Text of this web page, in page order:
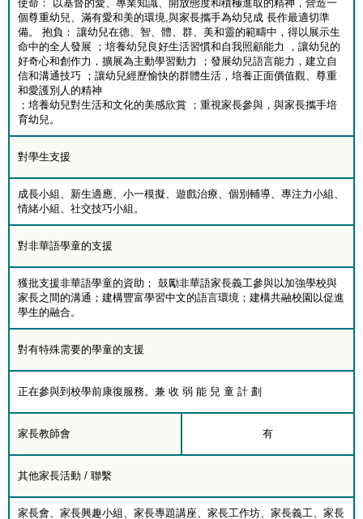
使命： 以基督的愛、專業知識、開放態度和積極進取的精神，營造一
個尊重幼兒、滿有愛和美的環境,與家長攜手為幼兒成 長作最適切準
備。 抱負： 讓幼兒在德、智、體、群、美和靈的範疇中，得以展示生
命中的全人發展 ；培養幼兒良好生活習慣和自我照顧能力 ，讓幼兒的
好奇心和創作力，擴展為主動學習動力 ；發展幼兒語言能力，建立自
信和溝通技巧 ；讓幼兒經歷愉快的群體生活，培養正面價值觀、尊重
和愛護別人的精神
；培養幼兒對生活和文化的美感欣賞 ；重視家長參與，與家長攜手培
育幼兒。
對學生支援
成長小組、新生適應、小一模擬、遊戲治療、個別輔導、專注力小組、
情緒小組、社交技巧小組。
對非華語學童的支援
獲批支援非華語學童的資助； 鼓勵非華語家長義工參與以加強學校與
家長之間的溝通；建構豐富學習中文的語言環境；建構共融校園以促進
學生的融合。
對有特殊需要的學童的支援
正在參與到校學前康復服務。兼 收 弱 能 兒 童 計 劃
家長教師會 有
其他家長活動 / 聯繫
家長會、家長興趣小組、家長專題講座、家長工作坊、家長義工、家長